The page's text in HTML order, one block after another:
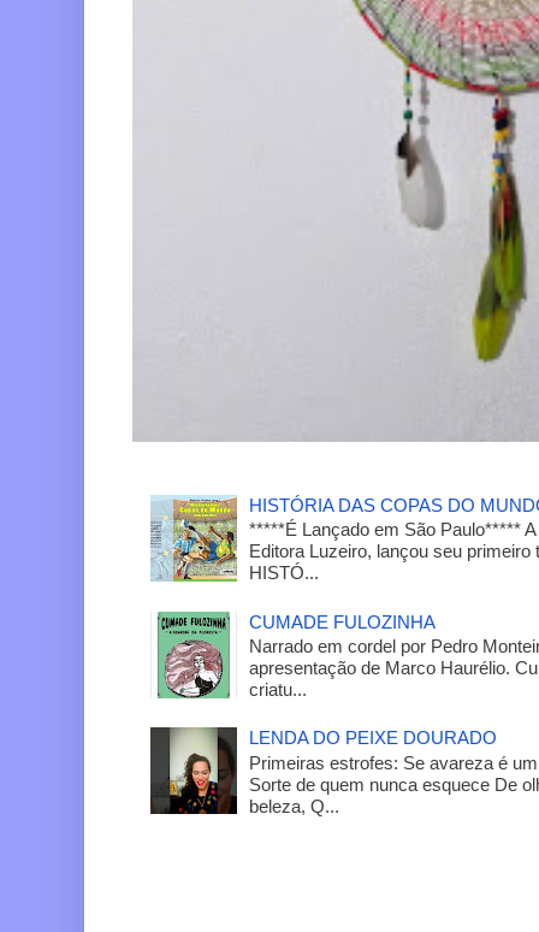
HISTÓRIA DAS COPAS DO
*****É Lançado em São Paulo*****
Editora Luzeiro, lançou seu primeiro
HISTÓ...
CUMADE FULOZINHA
Narrado em cordel por Pedro
apresentação de Marco Haurélio.
criatu...
LENDA DO PEIXE DOURADO
Primeiras estrofes: Se avareza é
Sorte de quem nunca esquece De
beleza, Q...